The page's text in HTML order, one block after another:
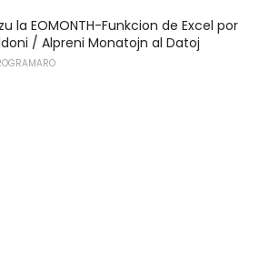
la EOMONTH-Funkcion de Excel por
/ Alpreni Monatojn al Datoj